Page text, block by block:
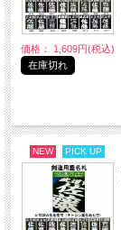
価格： 1,609円(税込)
在庫切れ
NEW PICK UP